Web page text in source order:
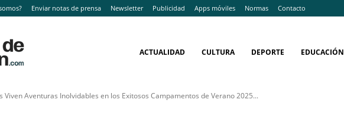
Enviar notas de prensa Newsletter Publicidad Apps móviles Normas Contacto
ACTUALIDAD CULTURA DEPORTE EDUCACIÓN
Viven Aventuras Inolvidables en los Exitosos Campamentos de Verano 2025...